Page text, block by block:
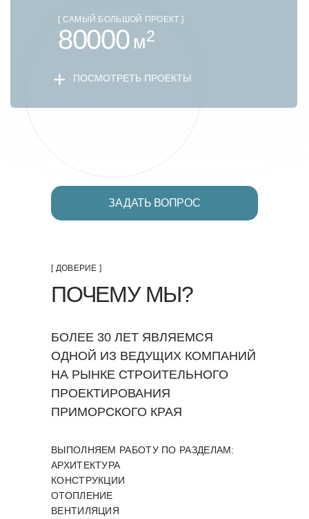
80000
[ САМЫЙ БОЛЬШОЙ ПРОЕКТ ]
+ ПОСМОТРЕТЬ ПРОЕКТЫ
м2
ЗАДАТЬ ВОПРОС
[ ДОВЕРИЕ ]
ПОЧЕМУ МЫ?
БОЛЕЕ 30 ЛЕТ ЯВЛЯЕМСЯ
ОДНОЙ ИЗ ВЕДУЩИХ КОМПАНИЙ
НА РЫНКЕ СТРОИТЕЛЬНОГО
ПРОЕКТИРОВАНИЯ
ПРИМОРСКОГО КРАЯ
ВЫПОЛНЯЕМ РАБОТУ ПО РАЗДЕЛАМ:
АРХИТЕКТУРА
КОНСТРУКЦИИ
ОТОПЛЕНИЕ
ВЕНТИЛЯЦИЯ